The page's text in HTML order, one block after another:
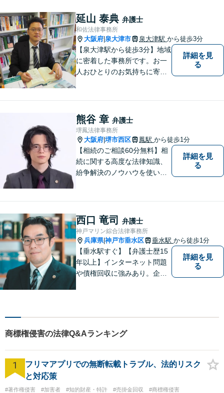
とりに合ったサポートを心が
けています。【夜間・休日相
談可能】【オンライン出張相
談可】
延山 泰典 弁護士
和佐法律事務所
大阪府 泉大津市 泉大津駅 から徒歩3分
【泉大津駅から徒歩3分】地域
に密着した事務所です。お一
人おひとりのお気持ちに寄り
詳細を見
る
熊谷 章 弁護士
堺鳳法律事務所
大阪府 堺市西区 鳳駅 から徒歩1分
【相続のご相談60分無料】相
続に関する高度な法律知識、
紛争解決のノウハウを使い、
確かつスピーディーに進め、
ご相談様にとって最適なご提
案ができるよう努めます。
詳細を見
る
西口 竜司 弁護士
神戸マリン綜合法律事務所
兵庫県|神戸市垂水区 垂水駅 から徒歩1分
【垂水駅すぐ】【弁護士歴15
年以上】インターネット問題
や債権回収に強みあり。企業
しづらくてもご安心くださ
い。【分割払いOK】【休日・
夜間面談・ビデオ面談可】
詳細を見
る
商標権侵害の法律Q&Aランキング
1
フリマアプリでの無断転載トラブル、法的リスク
と対応策
#著作権侵害 #加害者 #知的財産・特許 #売掛金回収 #商標権侵害